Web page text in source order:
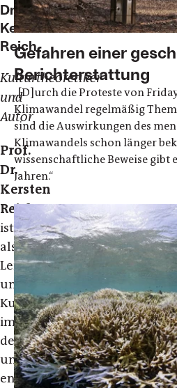
Dr.
Kersten
Reich
Kulturtheoretiker
und
Autor
Prof.
Dr.
Kersten
Reich
ist
als
Lernforscher
und
Kulturtheoretiker
im
deutschen
und
englischen
Gefahren einer
Berichterstattung
„[D]urch die Proteste von
Klimawandel regelmäßig
sind die Auswirkungen des
Klimawandels schon länger
wissenschaftliche Beweise gibt
Jahren.“